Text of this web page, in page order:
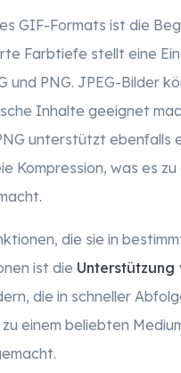
GIF-Formats ist die
Farbtiefe stellt eine
und PNG. JPEG-Bilder
Inhalte geeignet
unterstützt ebenfalls
Kompression, was es
die sie in
ist die Unterstützung
die in schneller
einem beliebten